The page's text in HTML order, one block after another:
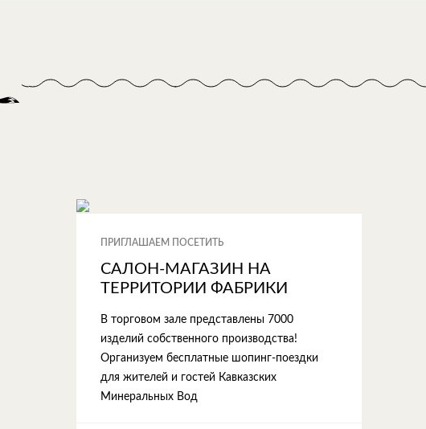
ПРИГЛАШАЕМ ПОСЕТИТЬ
САЛОН-МАГАЗИН НА
ТЕРРИТОРИИ ФАБРИКИ
В торговом зале представлены 7000
изделий собственного производства!
Организуем бесплатные шопинг-поездки
для жителей и гостей Кавказских
Минеральных Вод